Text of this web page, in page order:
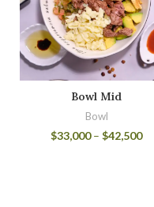
Bowl Mid
Bowl
$33,000– $42,500